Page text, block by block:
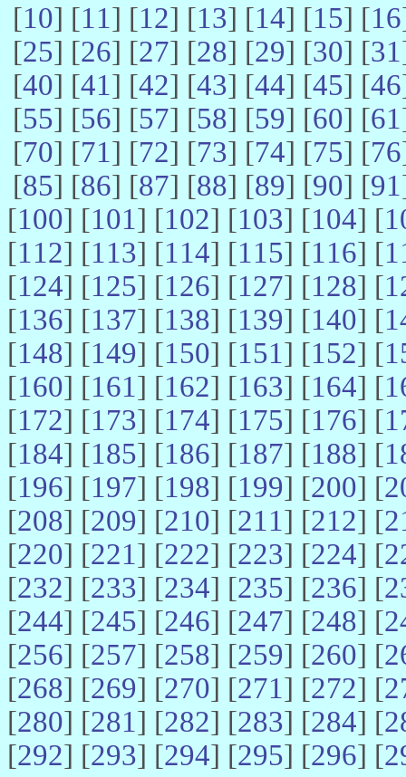
[10] [11] [12] [13] [14] [15] [16
[25] [26] [27] [28] [29] [30] [31
[40] [41] [42] [43] [44] [45] [46
[55] [56] [57] [58] [59] [60] [61
[70] [71] [72] [73] [74] [75] [76
[85] [86] [87] [88] [89] [90] [91
[100] [101] [102] [103] [104] [
[112] [113] [114] [115] [116] [
[124] [125] [126] [127] [128] [
[136] [137] [138] [139] [140] [
[148] [149] [150] [151] [152] [
[160] [161] [162] [163] [164] [
[172] [173] [174] [175] [176] [
[184] [185] [186] [187] [188] [
[196] [197] [198] [199] [200] [
[208] [209] [210] [211] [212] [
[220] [221] [222] [223] [224] [
[232] [233] [234] [235] [236] [
[244] [245] [246] [247] [248] [
[256] [257] [258] [259] [260] [
[268] [269] [270] [271] [272] [
[280] [281] [282] [283] [284] [
[292] [293] [294] [295] [296] [